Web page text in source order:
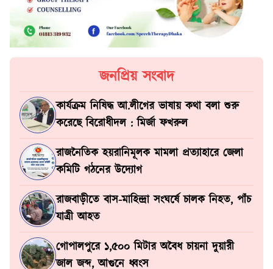
জনপ্রিয় সংবাদ
কার্যক্রম নিষিদ্ধ আ.লীগের ভাষায় কথা বলা শুরু
করেছে বিরোধীদল : মির্জা ফখরুল
রাজনৈতিক হয়রানিমূলক মামলা প্রত্যাহারে জেলা
কমিটি গঠনের উদ্যোগ
রাজবাড়ীতে বাস-মাহিন্দ্রা সংঘর্ষে চালক নিহত, পাঁচ
যাত্রী আহত
গোপালপুরে ১,৫০০ মিটার অবৈধ চায়না দুয়ারী
জাল জব্দ, আগুনে ধ্বংস